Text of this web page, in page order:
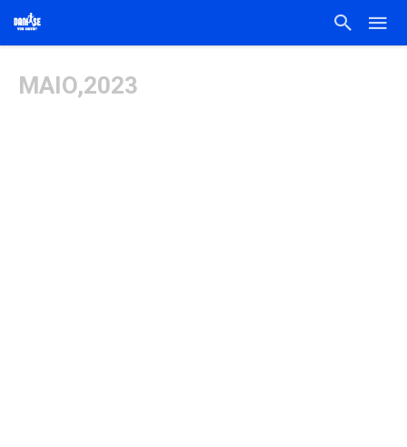
MAIO,2023